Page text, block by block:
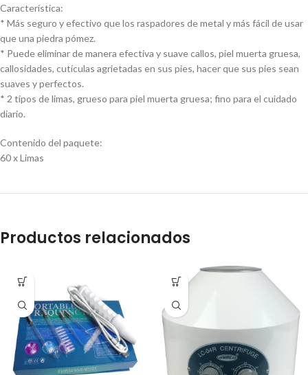
Característica:
* Más seguro y efectivo que los raspadores de metal y más fácil de usar
que una piedra pómez.
* Puede eliminar de manera efectiva y suave callos, piel muerta gruesa,
callosidades, cutículas agrietadas en sus pies, hacer que sus pies sean
suaves y perfectos.
* 2 tipos de limas, grueso para piel muerta gruesa; fino para el cuidado
diario.
Contenido del paquete:
60 x Limas
Productos relacionados